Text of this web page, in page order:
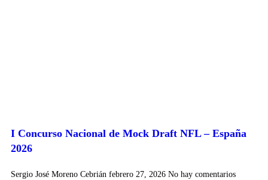
I Concurso Nacional de Mock Draft NFL – España
2026
Sergio José Moreno Cebrián febrero 27, 2026 No hay comentarios